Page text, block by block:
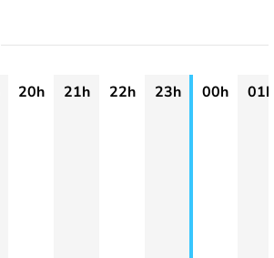
20h 21h 22h 23h 00h
01h